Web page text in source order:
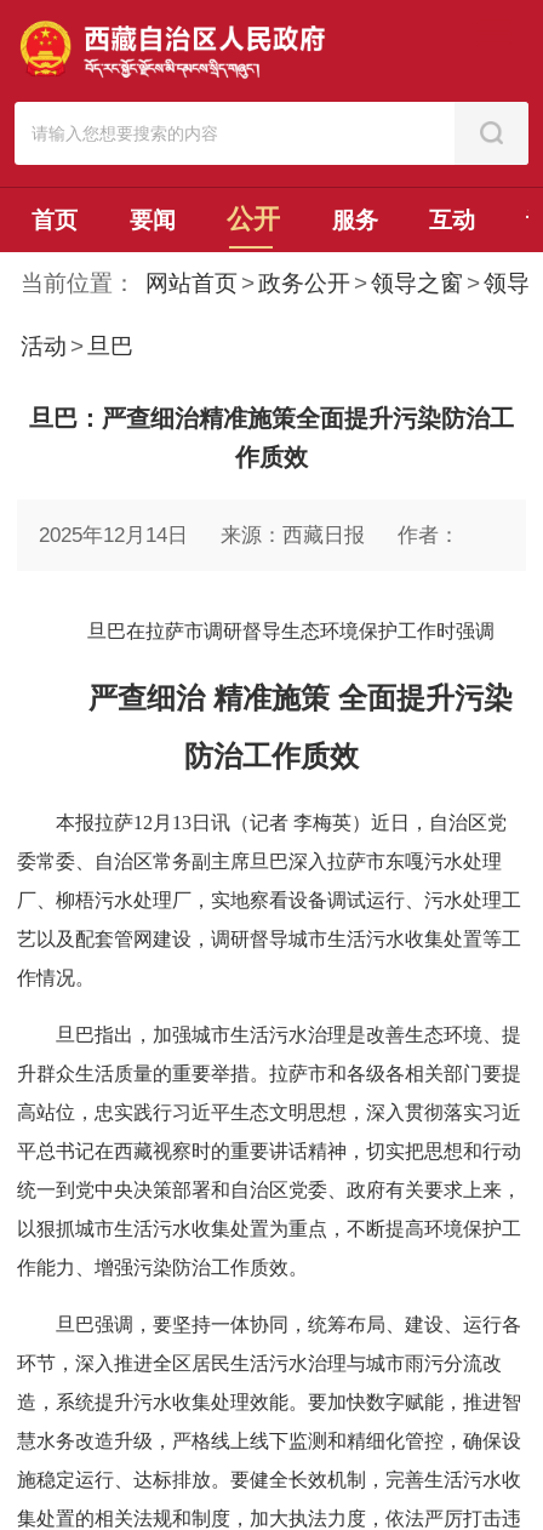
首页 要闻 公开 服务 互动
当前位置： 网站首页 >政务公开 >领导之窗 >领导
活动 > 旦巴
旦巴：严查细治精准施策全面提升污染防治工
作质效
2025年12月14日 来源：西藏日报 作者：
旦巴在拉萨市调研督导生态环境保护工作时强调
严查细治 精准施策 全面提升污染
防治工作质效
本报拉萨12月13日讯（记者 李梅英）近日，自治区党
委常委、自治区常务副主席旦巴深入拉萨市东嘎污水处理
厂、柳梧污水处理厂，实地察看设备调试运行、污水处理工
艺以及配套管网建设，调研督导城市生活污水收集处置等工
作情况。
旦巴指出，加强城市生活污水治理是改善生态环境、提
升群众生活质量的重要举措。拉萨市和各级各相关部门要提
高站位，忠实践行习近平生态文明思想，深入贯彻落实习近
平总书记在西藏视察时的重要讲话精神，切实把思想和行动
统一到党中央决策部署和自治区党委、政府有关要求上来，
以狠抓城市生活污水收集处置为重点，不断提高环境保护工
作能力、增强污染防治工作质效。
旦巴强调，要坚持一体协同，统筹布局、建设、运行各
环节，深入推进全区居民生活污水治理与城市雨污分流改
造，系统提升污水收集处理效能。要加快数字赋能，推进智
慧水务改造升级，严格线上线下监测和精细化管控，确保设
施稳定运行、达标排放。要健全长效机制，完善生活污水收
集处置的相关法规和制度，加大执法力度，依法严厉打击违